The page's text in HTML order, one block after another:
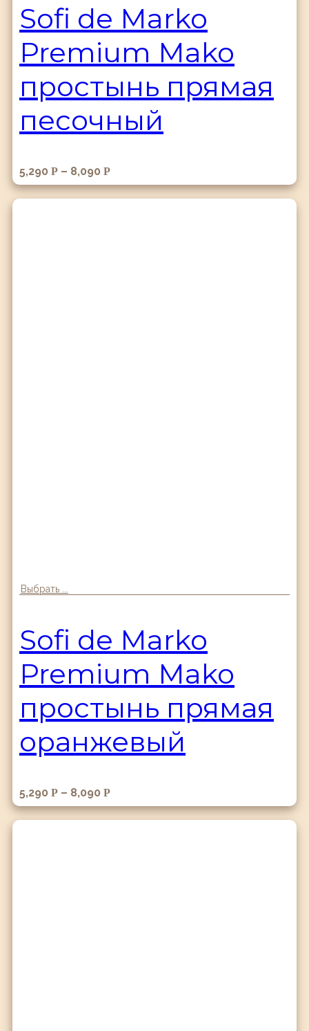
Sofi de Marko
Premium Mako
простынь прямая
песочный
5,290 Р – 8,090 Р
Выбрать ...
Sofi de Marko
Premium Mako
простынь прямая
оранжевый
5,290 Р – 8,090 Р